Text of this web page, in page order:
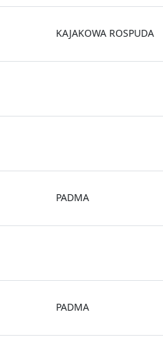
KAJAKOWA ROSPUDA
PADMA
PADMA